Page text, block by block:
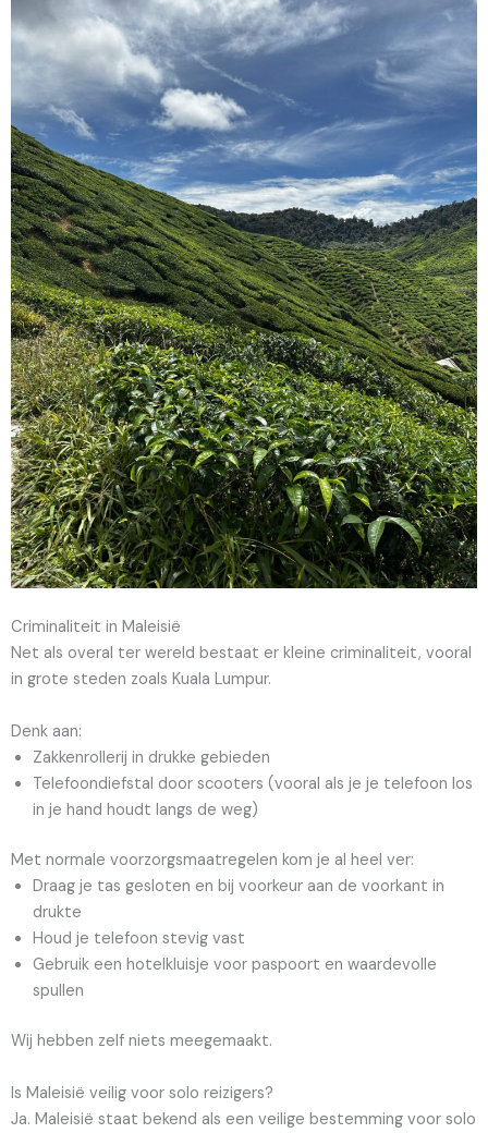
Criminaliteit in Maleisië
Net als overal ter wereld bestaat er kleine criminaliteit, vooral
in grote steden zoals Kuala Lumpur.
Denk aan:
Zakkenrollerij in drukke gebieden
Telefoondiefstal door scooters (vooral als je je telefoon los
in je hand houdt langs de weg)
Met normale voorzorgsmaatregelen kom je al heel ver:
Draag je tas gesloten en bij voorkeur aan de voorkant in
drukte
Houd je telefoon stevig vast
Gebruik een hotelkluisje voor paspoort en waardevolle
spullen
Wij hebben zelf niets meegemaakt.
Is Maleisië veilig voor solo reizigers?
Ja. Maleisië staat bekend als een veilige bestemming voor solo